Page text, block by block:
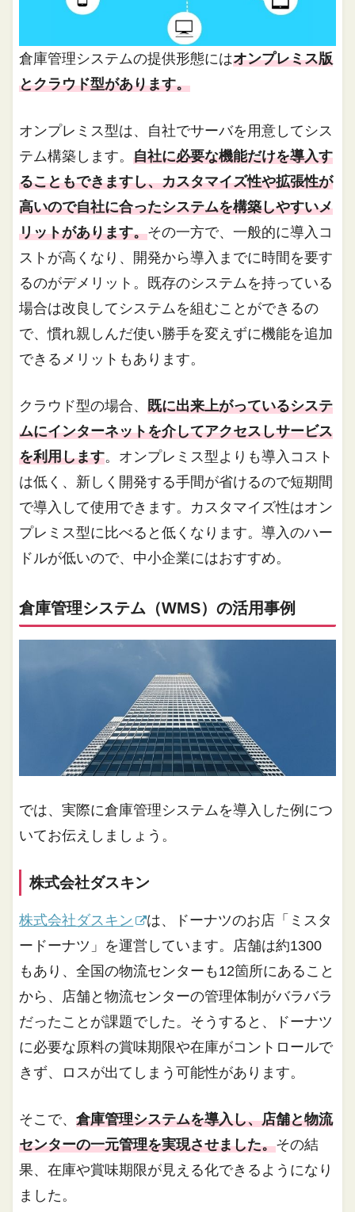
倉庫管理システムの提供形態にはオンプレミス版
とクラウド型があります。
オンプレミス型は、自社でサーバを用意してシス
テム構築します。自社に必要な機能だけを導入す
ることもできますし、カスタマイズ性や拡張性が
高いので自社に合ったシステムを構築しやすいメ
リットがあります。その一方で、一般的に導入コ
ストが高くなり、開発から導入までに時間を要す
るのがデメリット。既存のシステムを持っている
場合は改良してシステムを組むことができるの
で、慣れ親しんだ使い勝手を変えずに機能を追加
できるメリットもあります。
クラウド型の場合、既に出来上がっているシステ
ムにインターネットを介してアクセスしサービス
を利用します。オンプレミス型よりも導入コスト
は低く、新しく開発する手間が省けるので短期間
で導入して使用できます。カスタマイズ性はオン
プレミス型に比べると低くなります。導入のハー
ドルが低いので、中小企業にはおすすめ。
倉庫管理システム（WMS）の活用事例
では、実際に倉庫管理システムを導入した例につ
いてお伝えしましょう。
株式会社ダスキン
株式会社ダスキン
は、ドーナツのお店「ミスタ
ードーナツ」を運営しています。店舗は約1300
もあり、全国の物流センターも12箇所にあること
から、店舗と物流センターの管理体制がバラバラ
だったことが課題でした。そうすると、ドーナツ
に必要な原料の賞味期限や在庫がコントロールで
きず、ロスが出てしまう可能性があります。
そこで、倉庫管理システムを導入し、店舗と物流
センターの一元管理を実現させました。その結
果、在庫や賞味期限が見える化できるようになり
ました。